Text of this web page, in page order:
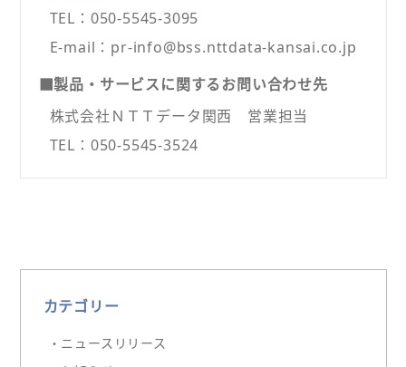
TEL：050-5545-3095
E-mail：pr-info@bss.nttdata-kansai.co.jp
■製品・サービスに関するお問い合わせ先
株式会社ＮＴＴデータ関西 営業担当
TEL：050-5545-3524
カテゴリー
・ニュースリリース